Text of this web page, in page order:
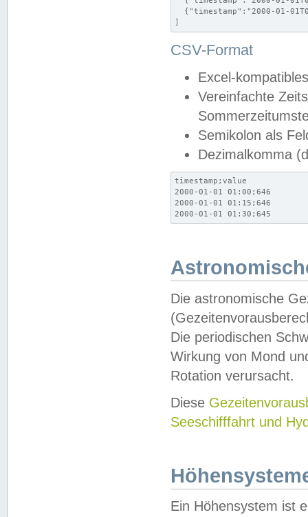
{"timestamp":"2000-01-
]
CSV-Format
Excel-
Vereinfachte
Semikolon als
Dezimalkomma
timestamp;value
2000-01-01 01:00;646
2000-01-01 01:15;646
2000-01-01 01:30;645
Die astronomische
Die periodischen
Wirkung von Mond
Rotation verursacht.
Diese
Seeschifffahrt und
Ein Höhensystem ist